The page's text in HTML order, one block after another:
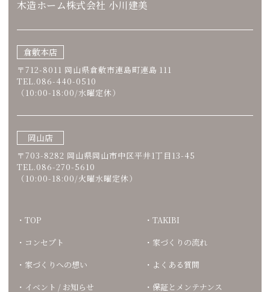
木造ホーム株式会社 小川建美
倉敷本店
〒712-8011 岡山県倉敷市連島町連島 111
TEL.086-440-0510
（10:00-18:00/水曜定休）
岡山店
〒703-8282 岡山県岡山市中区平井1丁目13-45
TEL.086-270-5610
（10:00-18:00/火曜水曜定休）
TOP
コンセプト
家づくりへの想い
イベント / お知らせ
TAKIBI
家づくりの流れ
よくある質問
保証とメンテナンス